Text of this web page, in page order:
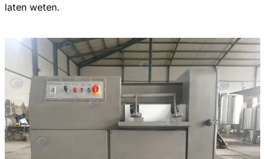
laten weten.